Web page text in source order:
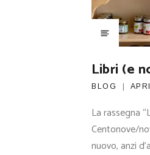
Libri (e
BLOG
La rassegna
Centonove/
nuovo, anzi